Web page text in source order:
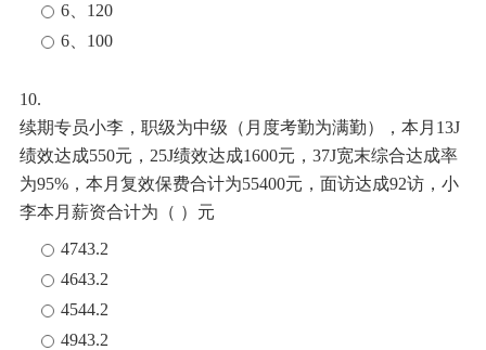
6、120
6、100
10.
续期专员小李，职级为中级（月度考勤为满勤），本月 13J
绩效达成550元，25J绩效达成1600元，37J宽末综合达成率
为95%，本月 复效保费合计为55400元，面访达成92访，小
李本月薪资合计为（ ）元
4743.2
4643.2
4544.2
4943.2